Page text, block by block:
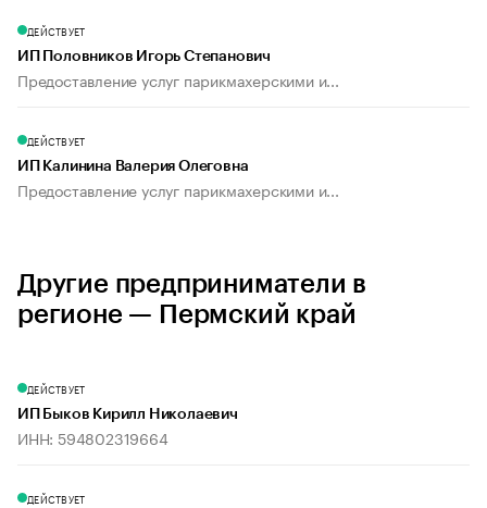
ДЕЙСТВУЕТ
ИП Половников Игорь Степанович
Предоставление услуг парикмахерскими и...
ДЕЙСТВУЕТ
ИП Калинина Валерия Олеговна
Предоставление услуг парикмахерскими и...
Другие предприниматели в
регионе — Пермский край
ДЕЙСТВУЕТ
ИП Быков Кирилл Николаевич
ИНН: 594802319664
ДЕЙСТВУЕТ